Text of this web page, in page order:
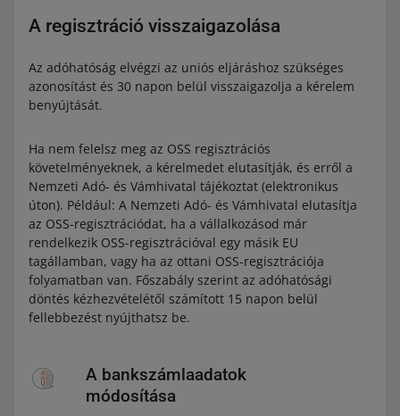
A regisztráció visszaigazolása
Az adóhatóság elvégzi az uniós eljáráshoz szükséges
azonosítást és 30 napon belül visszaigazolja a kérelem
benyújtását.
Ha nem felelsz meg az OSS regisztrációs
követelményeknek, a kérelmedet elutasítják, és erről a
Nemzeti Adó- és Vámhivatal tájékoztat (elektronikus
úton). Például: A Nemzeti Adó- és Vámhivatal elutasítja
az OSS-regisztrációdat, ha a vállalkozásod már
rendelkezik OSS-regisztrációval egy másik EU
tagállamban, vagy ha az ottani OSS-regisztrációja
folyamatban van. Főszabály szerint az adóhatósági
döntés kézhezvételétől számított 15 napon belül
fellebbezést nyújthatsz be.
A bankszámlaadatok
módosítása